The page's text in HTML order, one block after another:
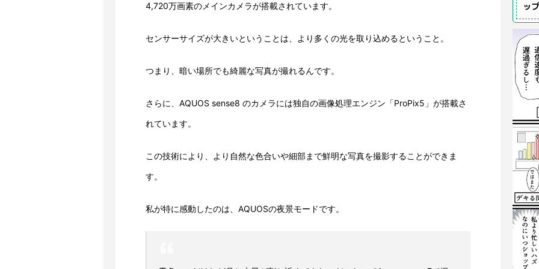
4,720万画素のメインカメラが搭載されています。
センサーサイズが大きいということは、より多くの光を取り込めるということ。
つまり、暗い場所でも綺麗な写真が撮れるんです。
さらに、AQUOS sense8 のカメラには独自の画像処理エンジン「ProPix5」が搭載さ
れています。
この技術により、より自然な色合いや細部まで鮮明な写真を撮影することができま
す。
私が特に感動したのは、AQUOSの夜景モードです。
ップ